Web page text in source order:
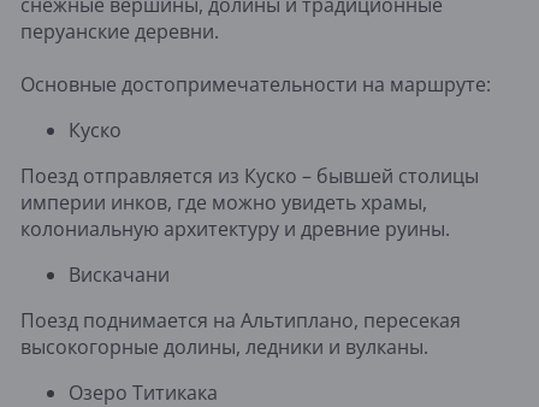
перуанские деревни.
Основные достопримечательности на маршруте:
Куско
Поезд отправляется из Куско – бывшей столицы
империи инков, где можно увидеть храмы,
колониальную архитектуру и древние руины.
Вискачани
Поезд поднимается на Альтиплано, пересекая
высокогорные долины, ледники и вулканы.
Озеро Титикака